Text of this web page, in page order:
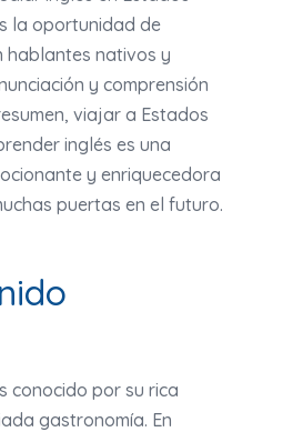
la oportunidad de
hablantes nativos y
y comprensión
viajar a Estados
inglés es una
y enriquecedora
puertas en el futuro.
conocido por su rica
gastronomía. En